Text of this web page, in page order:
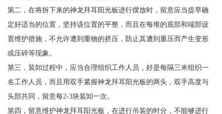
第二，在将拆下来的神龙拜耳阳光板进行摆放时，留意应当提早确
定好适当的位置，坚持该位置的平整，而且在每堆的底部和端部设
置维护措施，不允许遭到重物的挤压，防止其遭到重压而产生变形
或压碎等现象。
第三，装卸过程中，应当合理组织工作人员，好是每隔三米组织一
名工作人员，而且用双手紧握神龙拜耳阳光板的两头，双手高度与
头部共同，留意每2-3块装卸一次。
第四，留意维护神龙拜耳阳光板，在进行吊装的时分，不能够进行